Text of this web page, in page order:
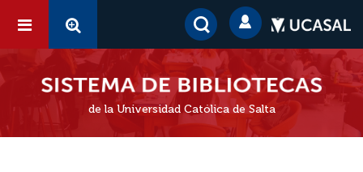
de la Universidad Católica de Salta